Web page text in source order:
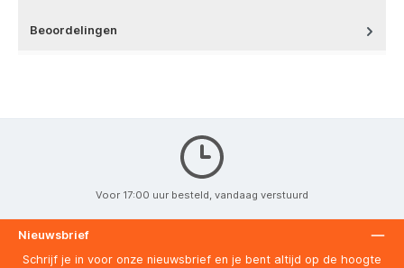
Beoordelingen
Voor 17:00 uur besteld, vandaag verstuurd
Nieuwsbrief
Schrijf je in voor onze nieuwsbrief en je bent altijd op de hoogte